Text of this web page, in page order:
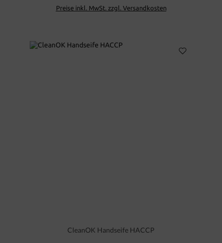
Preise inkl. MwSt. zzgl. Versandkosten
CleanOK Handseife HACCP